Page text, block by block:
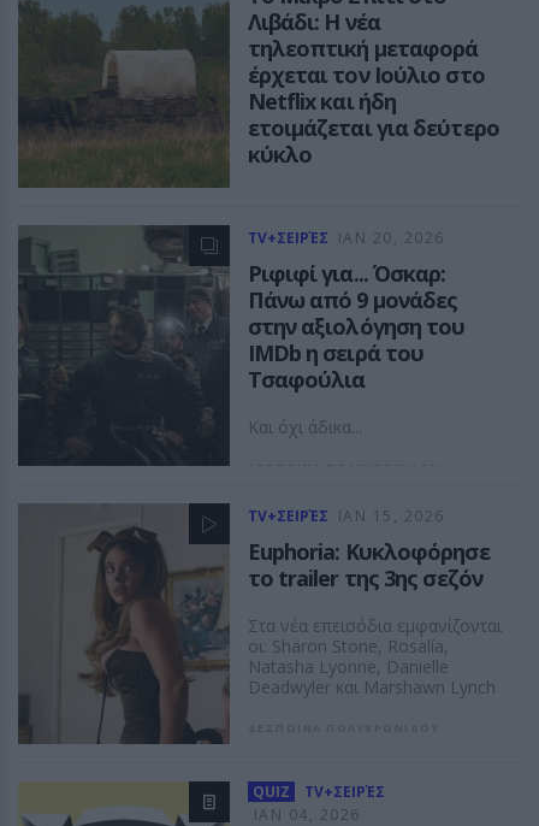
Λιβάδι: Η νέα
τηλεοπτική μεταφορά
έρχεται τον Ιούλιο στο
Netflix και ήδη
ετοιμάζεται για δεύτερο
κύκλο
ΔΕΣΠΟΙΝΑ ΠΟΛΥΧΡΟΝΙΔΟΥ
TV+ΣΕΙΡΈΣ ΙΑΝ 20, 2026
Ριφιφί για... Όσκαρ:
Πάνω από 9 μονάδες
στην αξιολόγηση τoυ
IMDb η σειρά του
Τσαφούλια
Και όχι άδικα...
TV+ΣΕΙΡΈΣ ΙΑΝ 15, 2026
Euphoria: Κυκλοφόρησε
το trailer της 3ης σεζόν
Στα νέα επεισόδια εμφανίζονται
οι: Sharon Stone, Rosalía,
Natasha Lyonne, Danielle
Deadwyler και Marshawn Lynch
QUIZ
TV+ΣΕΙΡΈΣ
ΙΑΝ 04, 2026